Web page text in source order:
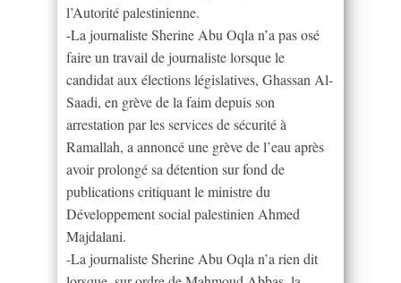
l’Autorité palestinienne.
-La journaliste Sherine Abu Oqla n’a pas osé
faire un travail de journaliste lorsque le
candidat aux élections législatives, Ghassan Al-
Saadi, en grève de la faim depuis son
arrestation par les services de sécurité à
Ramallah, a annoncé une grève de l’eau après
avoir prolongé sa détention sur fond de
publications critiquant le ministre du
Développement social palestinien Ahmed
Majdalani.
-La journaliste Sherine Abu Oqla n’a rien dit